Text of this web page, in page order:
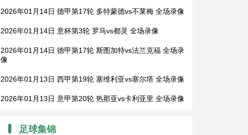
2026年01月14日 德甲第17轮 多特蒙德vs不莱梅 全场录像
2026年01月14日 意杯第3轮 罗马vs都灵 全场录像
2026年01月14日 德甲第17轮 斯图加特vs法兰克福 全场录
像
2026年01月13日 西甲第19轮 塞维利亚vs塞尔塔 全场录像
2026年01月13日 意甲第20轮 热那亚vs卡利亚里 全场录像
足球集锦